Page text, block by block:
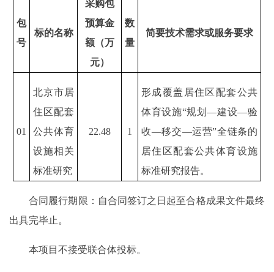
包
号
标的名称
采购包
预算金
额（万
元）
数
量
简要技术需求或服务要求
01
北京市居
住区配套
公共体育
设施相关
标准研究
22.48 1
形成覆盖居住区配套公共
体育设施“规划—建设—验
收—移交—运营”全链条的
居住区配套公共体育设施
标准研究报告。
合同履行期限：自合同签订之日起至合格成果文件最终
出具完毕止。
本项目不接受联合体投标。